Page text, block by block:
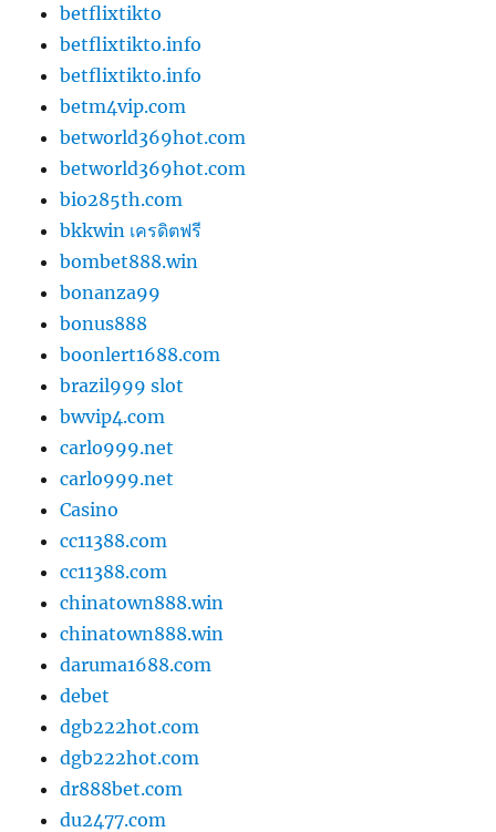
betflixtikto
betflixtikto.info
betflixtikto.info
betm4vip.com
betworld369hot.com
betworld369hot.com
bio285th.com
bkkwin เครดิตฟรี
bombet888.win
bonanza99
bonus888
boonlert1688.com
brazil999 slot
bwvip4.com
carlo999.net
carlo999.net
Casino
cc11388.com
cc11388.com
chinatown888.win
chinatown888.win
daruma1688.com
debet
dgb222hot.com
dgb222hot.com
dr888bet.com
du2477.com